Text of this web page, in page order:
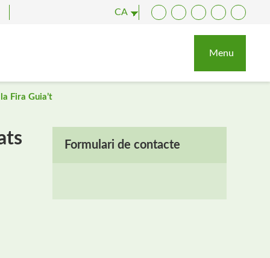
CA
Facebook
TwitterYouTubeInstagram
Menu
Fira Guia’t
Formulari de contacte